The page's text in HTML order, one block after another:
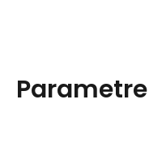
Parametre